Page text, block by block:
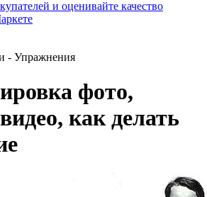
- Упражнения
фото,
как делать